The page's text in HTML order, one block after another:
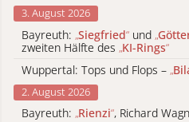
3. August 2026
Bayreuth: „Siegfried“ und „
zweiten Hälfte des „KI-Rings“
Wuppertal: Tops und Flops – „
2. August 2026
Bayreuth: „Rienzi“, Richard